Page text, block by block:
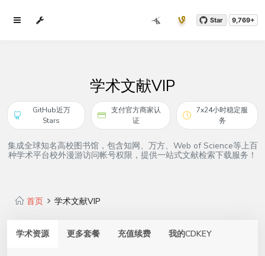
Star 9,769+
学术文献VIP
GitHub近万
Stars
支付官方商家认
证
7x24小时稳定服
务
集成全球知名高校图书馆，包含知网、万方、Web of Science等上百
种学术平台校外漫游访问帐号权限，提供一站式文献检索下载服务！
首页 学术文献VIP
学术资源 更多套餐 充值续费 我的CDKEY